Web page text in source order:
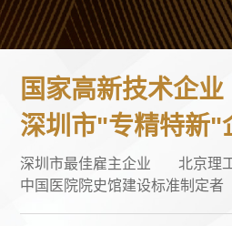
国家高新技术企业
深圳市"专精特新"
深圳市最佳雇主企业
北京理
中国医院院史馆建设标准制定者